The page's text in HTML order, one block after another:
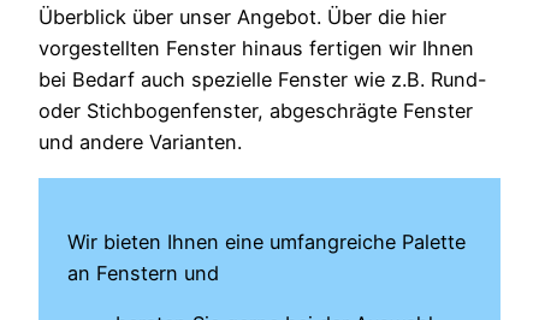
Überblick über unser Angebot. Über die hier
vorgestellten Fenster hinaus fertigen wir Ihnen
bei Bedarf auch spezielle Fenster wie z.B. Rund-
oder Stichbogenfenster, abgeschrägte Fenster
und andere Varianten.
Wir bieten Ihnen eine umfangreiche Palette
an Fenstern und